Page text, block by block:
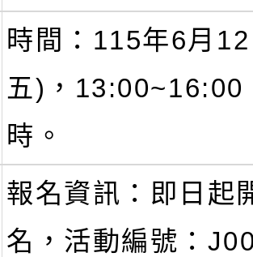
時間：115年6月
五)，13:00~16:00
時。
報名資訊：即日起
名，活動編號：